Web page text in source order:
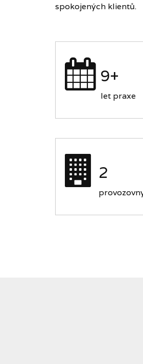
spokojených klientů.
9+
let praxe
2